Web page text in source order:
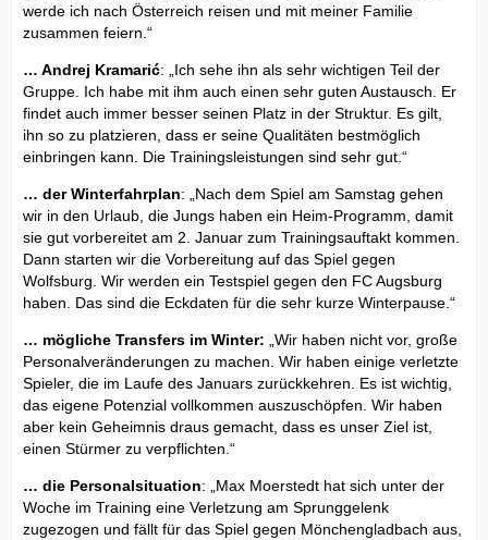
werde ich nach Österreich reisen und mit meiner Familie
zusammen feiern.“
… Andrej Kramarić: „Ich sehe ihn als sehr wichtigen Teil der
Gruppe. Ich habe mit ihm auch einen sehr guten Austausch. Er
findet auch immer besser seinen Platz in der Struktur. Es gilt,
ihn so zu platzieren, dass er seine Qualitäten bestmöglich
einbringen kann. Die Trainingsleistungen sind sehr gut.“
… der Winterfahrplan: „Nach dem Spiel am Samstag gehen
wir in den Urlaub, die Jungs haben ein Heim-Programm, damit
sie gut vorbereitet am 2. Januar zum Trainingsauftakt kommen.
Dann starten wir die Vorbereitung auf das Spiel gegen
Wolfsburg. Wir werden ein Testspiel gegen den FC Augsburg
haben. Das sind die Eckdaten für die sehr kurze Winterpause.“
… mögliche Transfers im Winter: „Wir haben nicht vor, große
Personalveränderungen zu machen. Wir haben einige verletzte
Spieler, die im Laufe des Januars zurückkehren. Es ist wichtig,
das eigene Potenzial vollkommen auszuschöpfen. Wir haben
aber kein Geheimnis draus gemacht, dass es unser Ziel ist,
einen Stürmer zu verpflichten.“
… die Personalsituation: „Max Moerstedt hat sich unter der
Woche im Training eine Verletzung am Sprunggelenk
zugezogen und fällt für das Spiel gegen Mönchengladbach aus,